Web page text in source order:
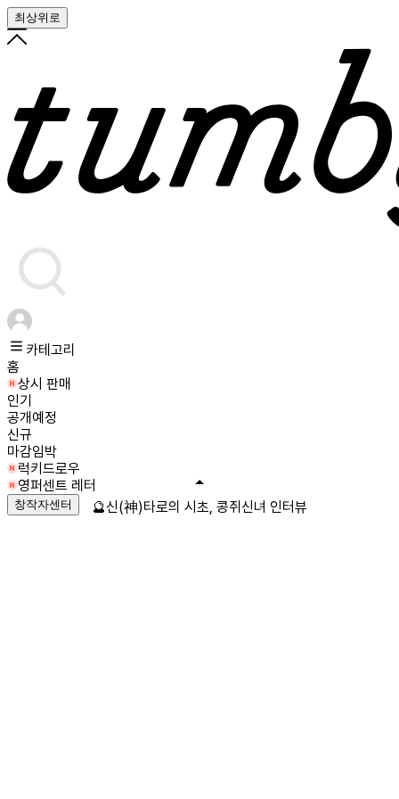
최상위로
카테고리
홈
상시 판매
인기
공개예정
신규
마감임박
럭키드로우
영퍼센트 레터
창작자센터 🔮신(神)타로의 시초, 콩쥐신녀 인터뷰